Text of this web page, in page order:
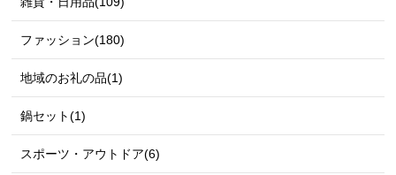
ファッション(180)
地域のお礼の品(1)
鍋セット(1)
スポーツ・アウトドア(6)